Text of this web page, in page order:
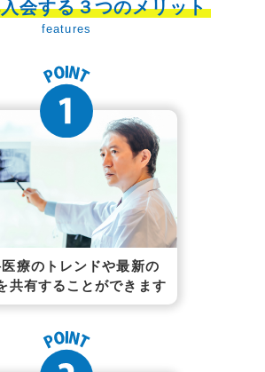
会する３つのメリット
features
療のトレンドや最新の
共有することができます